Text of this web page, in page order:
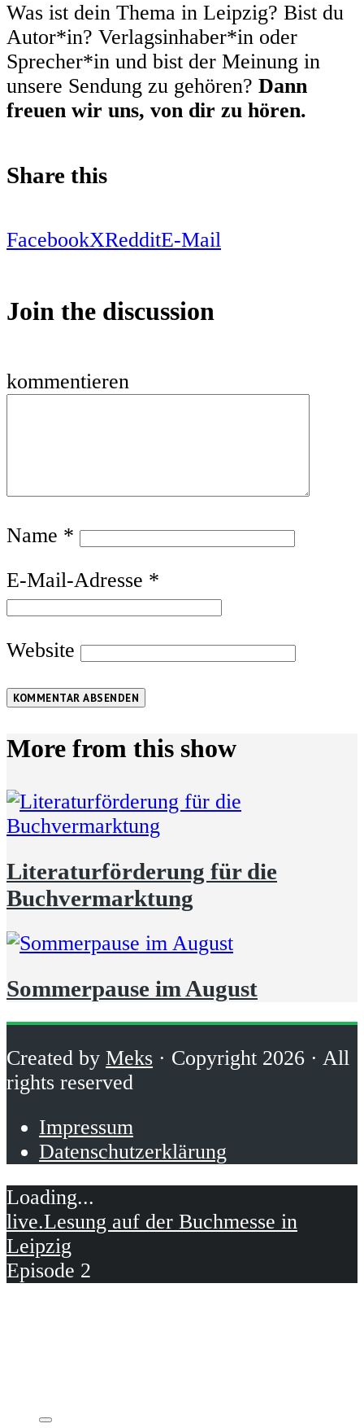
Was ist dein Thema in Leipzig? Bist du
Autor*in? Verlagsinhaber*in oder
Sprecher*in und bist der Meinung in
unsere Sendung zu gehören? Dann
freuen wir uns, von dir zu hören.
Share this
FacebookXRedditE-Mail
Join the discussion
kommentieren
Name *
E-Mail-Adresse *
Website
KOMMENTAR ABSENDEN
More from this show
Literaturförderung für die
Buchvermarktung
Sommerpause im August
Created by Meks · Copyright 2026 · All
rights reserved
Impressum
Datenschutzerklärung
live.Lesung auf der Buchmesse in
Leipzig
Episode 2